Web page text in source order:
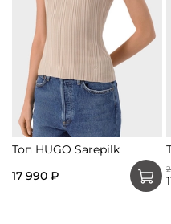
Топ HUGO Sarepilk
17 990 ₽